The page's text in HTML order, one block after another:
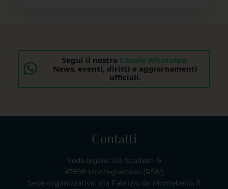
Segui il nostro Canale WhatsApp
News, eventi, diritti e aggiornamenti
ufficiali.
Contatti
Sede legale: Via Scalbati, 9
47898 Montegiardino (RSM)
Sede organizzativa: Via Fabrizio da Montebello, 5